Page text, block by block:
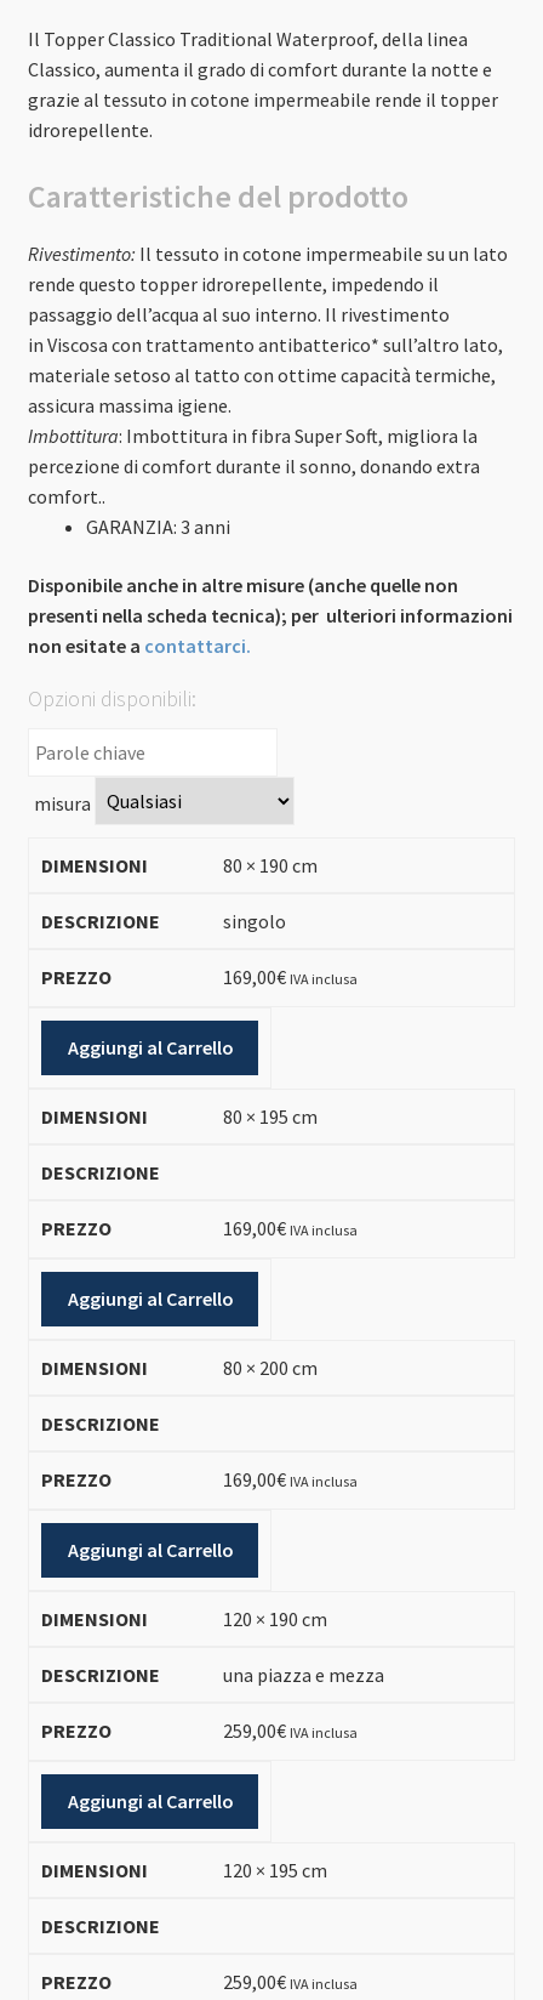
Il Topper Classico Traditional Waterproof, della linea
Classico, aumenta il grado di comfort durante la notte e
grazie al tessuto in cotone impermeabile rende il topper
idrorepellente.
Caratteristiche del prodotto
Rivestimento: Il tessuto in cotone impermeabile su un lato
rende questo topper idrorepellente, impedendo il
passaggio dell’acqua al suo interno. Il rivestimento
in Viscosa con trattamento antibatterico* sull’altro lato,
materiale setoso al tatto con ottime capacità termiche,
assicura massima igiene.
Imbottitura: Imbottitura in fibra Super Soft, migliora la
percezione di comfort durante il sonno, donando extra
comfort..
GARANZIA: 3 anni
Disponibile anche in altre misure (anche quelle non
presenti nella scheda tecnica); per ulteriori informazioni
non esitate a contattarci.
Opzioni disponibili:
misura
80 × 190 cm
singolo
169,00€ IVA inclusa
Aggiungi al Carrello
80 × 195 cm
169,00€ IVA inclusa
Aggiungi al Carrello
80 × 200 cm
169,00€ IVA inclusa
Aggiungi al Carrello
120 × 190 cm
una piazza e mezza
259,00€ IVA inclusa
Aggiungi al Carrello
120 × 195 cm
259,00€ IVA inclusa